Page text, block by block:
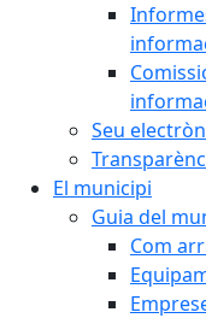
Seu
El municipi
Guia del
Com